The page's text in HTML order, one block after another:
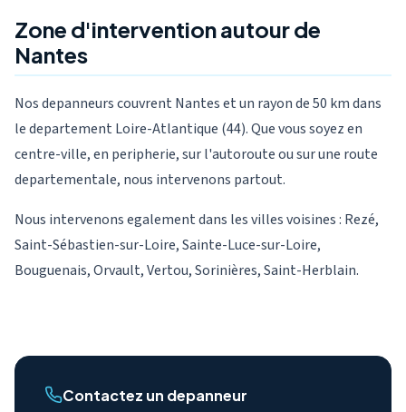
Zone d'intervention autour de
Nantes
Nos depanneurs couvrent Nantes et un rayon de 50 km dans
le departement Loire-Atlantique (44). Que vous soyez en
centre-ville, en peripherie, sur l'autoroute ou sur une route
departementale, nous intervenons partout.
Nous intervenons egalement dans les villes voisines : Rezé,
Saint-Sébastien-sur-Loire, Sainte-Luce-sur-Loire,
Bouguenais, Orvault, Vertou, Sorinières, Saint-Herblain.
Contactez un depanneur